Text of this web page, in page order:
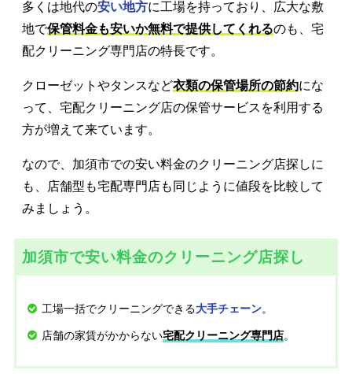
多くは地代の安い地方に工場を持っており、広大な敷
地で保管料金も安いか無料で提供してくれるのも、宅
配クリーニング専門店の特長です。
クローゼットやタンスなど衣類の保管場所の節約にな
って、宅配クリーニング店の保管サービスを利用する
方が増えて来ています。
なので、加須市での安い料金のクリーニング店探しに
も、店舗型も宅配専門店も同じように値段を比較して
みましょう。
加須市で安い料金のクリーニング店探し
工場一括でクリーニングできる大手チェーン。
店舗の家賃がかからない宅配クリーニング専門店。